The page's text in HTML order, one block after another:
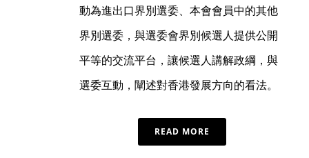
動為進出口界別選委、本會會員中的其他
界別選委，與選委會界別候選人提供公開
平等的交流平台，讓候選人講解政綱，與
選委互動，闡述對香港發展方向的看法。
READ MORE